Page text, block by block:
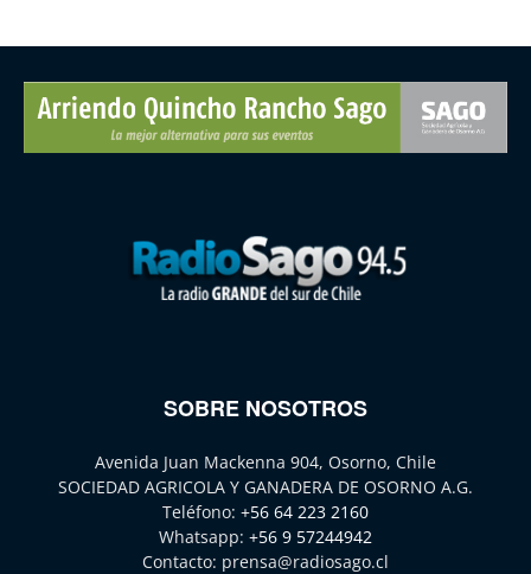
SOBRE NOSOTROS
Avenida Juan Mackenna 904, Osorno, Chile
SOCIEDAD AGRICOLA Y GANADERA DE OSORNO A.G.
Teléfono: +56 64 223 2160
Whatsapp: +56 9 57244942
Contacto: prensa@radiosago.cl